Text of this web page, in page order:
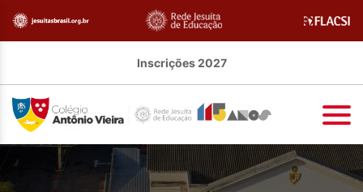
Inscrições 2027